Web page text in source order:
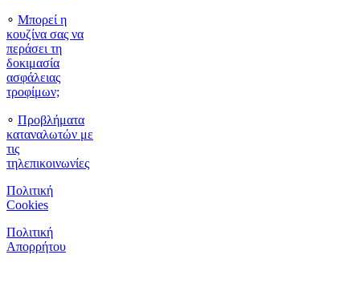
∘ Μπορεί η
κουζίνα σας να
περάσει τη
δοκιμασία
ασφάλειας
τροφίμων;
∘ Προβλήματα
καταναλωτών με
τις
τηλεπικοινωνίες
Πολιτική
Cookies
Πολιτική
Απορρήτου